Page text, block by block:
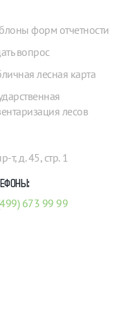
форм отчетности
вопрос
лесная карта
лесов
т, д. 45, стр. 1
673 99 99